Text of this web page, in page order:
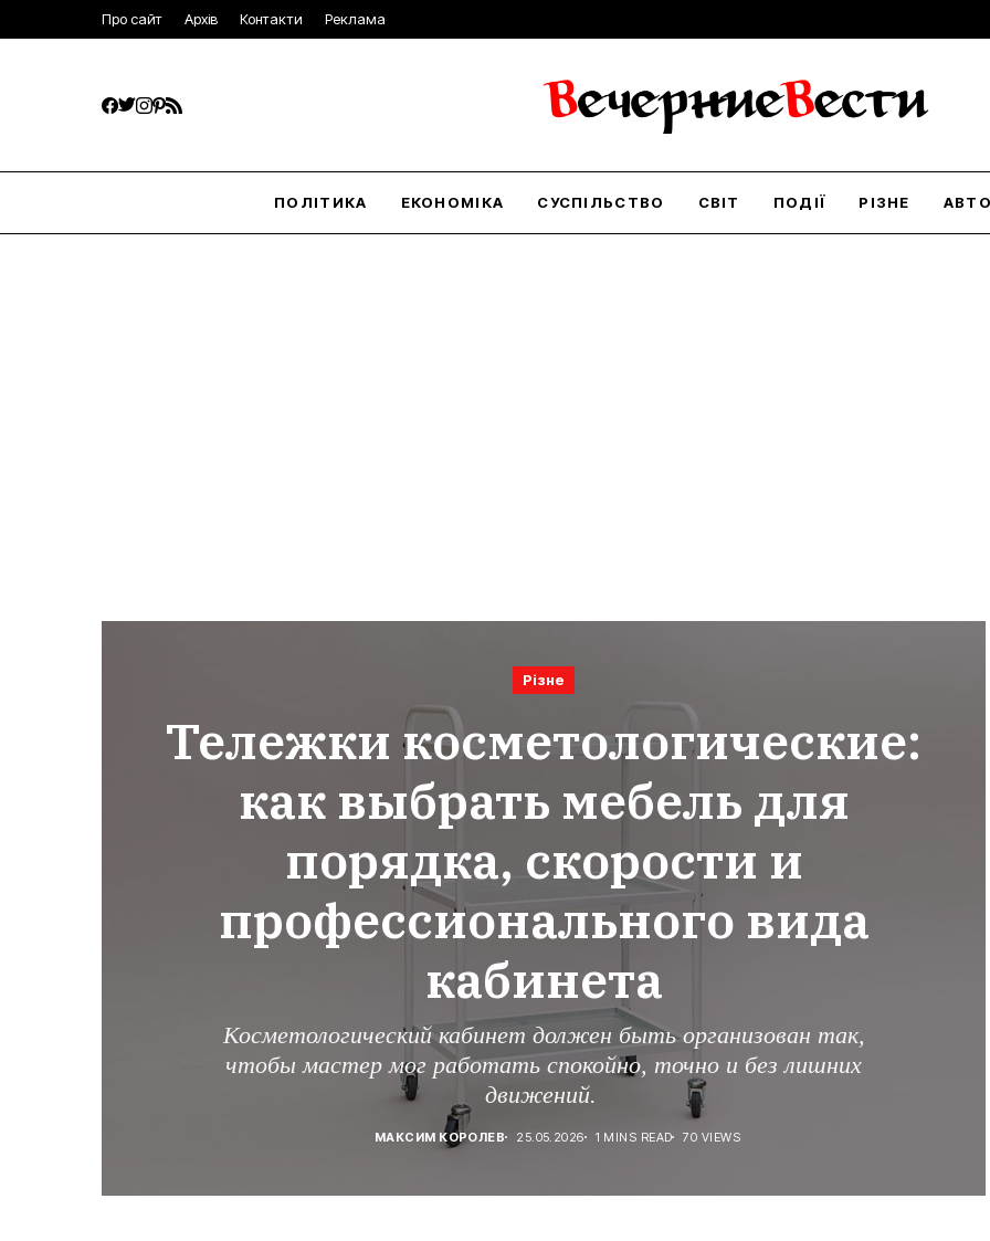
Про сайт Архів Контакти Реклама
ПОЛІТИКА ЕКОНОМІКА СУСПІЛЬСТВО СВІТ ПОДІЇ РІЗНЕ АВТО
Різне
Тележки косметологические:
как выбрать мебель для
порядка, скорости и
профессионального вида
кабинета
Косметологический кабинет должен быть организован так,
чтобы мастер мог работать спокойно, точно и без лишних
движений.
МАКСИМ КОРОЛЕВ 25.05.2026 1 MINS READ 70 VIEWS